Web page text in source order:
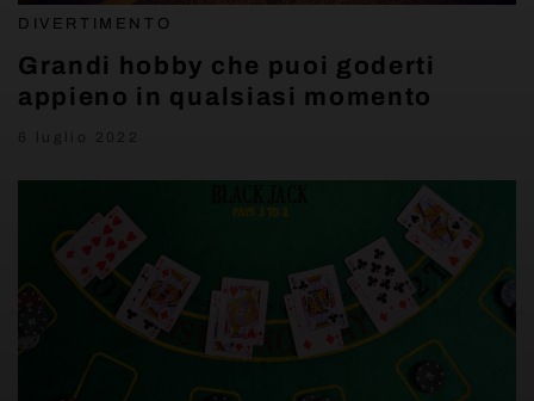
DIVERTIMENTO
Grandi hobby che puoi goderti
appieno in qualsiasi momento
6 luglio 2022